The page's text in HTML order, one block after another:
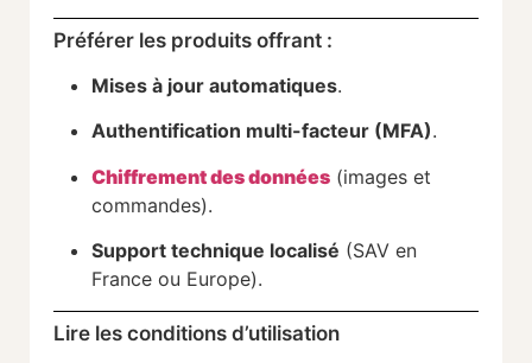
Préférer les produits offrant :
Mises à jour automatiques.
Authentification multi-facteur (MFA).
Chiffrement des données (images et
commandes).
Support technique localisé (SAV en
France ou Europe).
Lire les conditions d’utilisation